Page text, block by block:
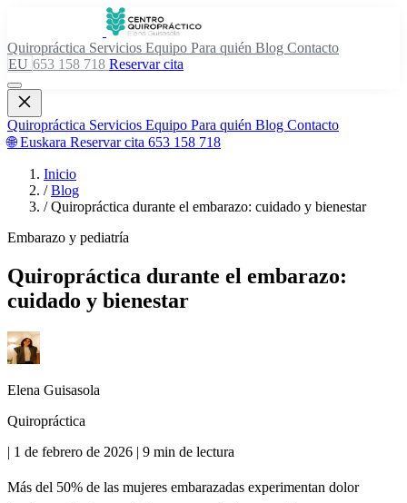
Quiropráctica Servicios Equipo Para quién Blog Contacto
EU 653 158 718 Reservar cita
Quiropráctica Servicios Equipo Para quién Blog Contacto
🌐 Euskara Reservar cita 653 158 718
Inicio
/ Blog
/ Quiropráctica durante el embarazo: cuidado y bienestar
Embarazo y pediatría
Quiropráctica durante el embarazo:
cuidado y bienestar
Elena Guisasola
Quiropráctica
| 1 de febrero de 2026 | 9 min de lectura
Más del 50% de las mujeres embarazadas experimentan dolor